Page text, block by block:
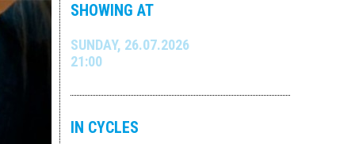
SHOWING AT
SUNDAY, 26.07.2026
21:00
IN CYCLES